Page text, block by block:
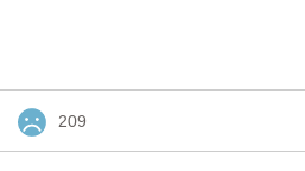
209